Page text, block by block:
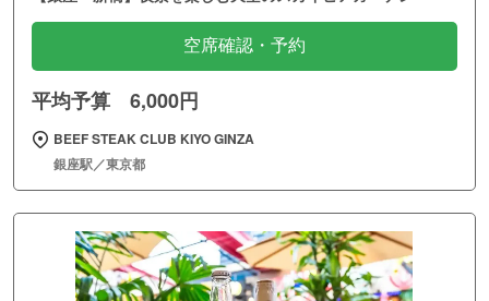
空席確認・予約
平均予算 6,000円
BEEF STEAK CLUB KIYO GINZA
銀座駅／東京都